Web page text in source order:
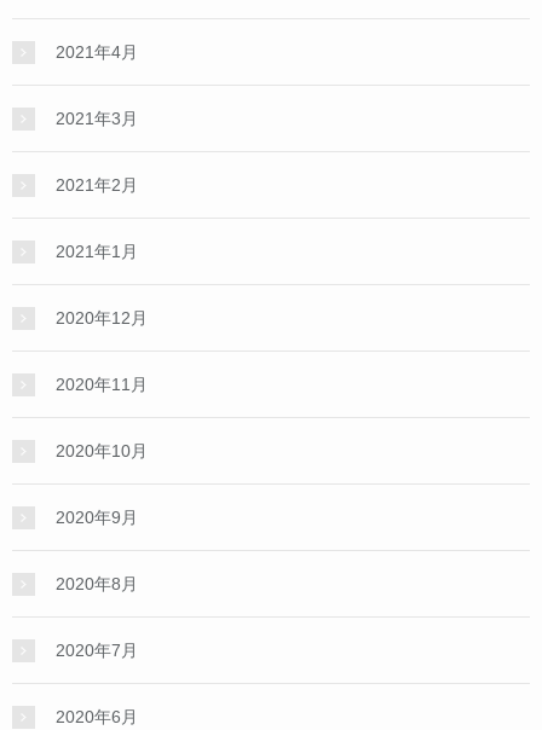
2021年4月
2021年3月
2021年2月
2021年1月
2020年12月
2020年11月
2020年10月
2020年9月
2020年8月
2020年7月
2020年6月